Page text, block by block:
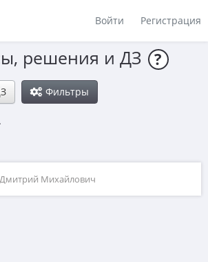
Войти Регистрация
решения и ДЗ ?
Фильтры
Михайлович